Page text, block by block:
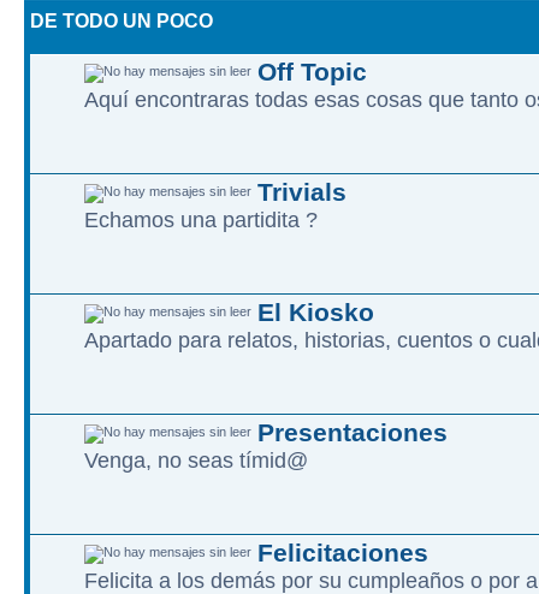
DE TODO UN POCO
Off Topic
Aquí encontraras todas esas cosas que tanto
Trivials
Echamos una partidita ?
El Kiosko
Apartado para relatos, historias, cuentos o
Presentaciones
Venga, no seas tímid@
Felicitaciones
Felicita a los demás por su cumpleaños o por